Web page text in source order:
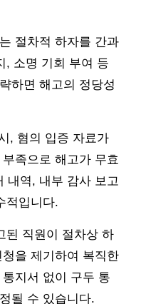
절차적 하자를 간과
, 소명 기회 부여 등
하면 해고의 정당성
, 혐의 입증 자료가
족으로 해고가 무효
내역, 내부 감사 보고
적입니다.
된 직원이 절차상 하
을 제기하여 복직한
지서 없이 구두 통
될 수 있습니다.